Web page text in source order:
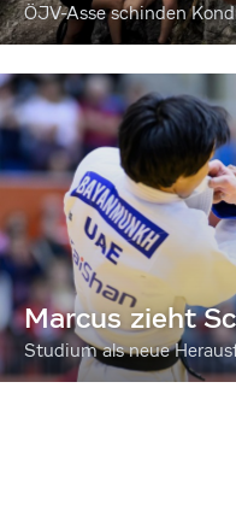
ÖJV-Asse schinden
Marcus zieht
Studium als neue